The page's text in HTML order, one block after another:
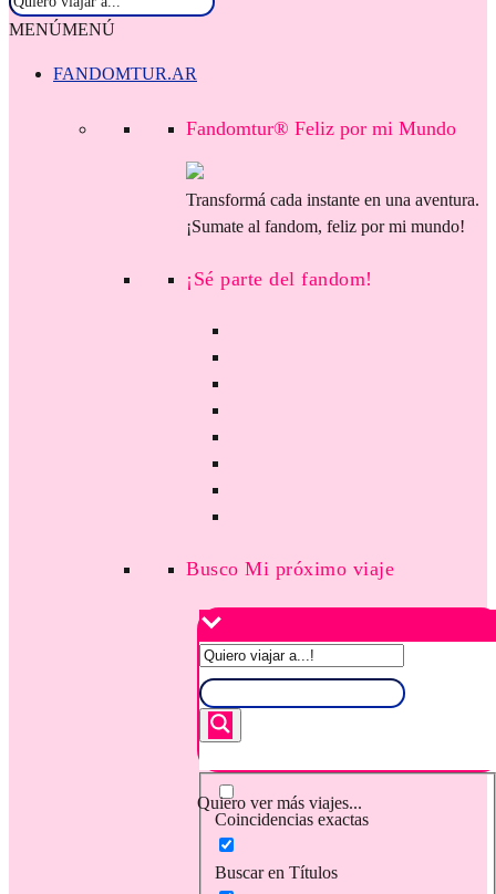
MENÚMENÚ
FANDOMTUR.AR
Fandomtur® Feliz por mi Mundo
Transformá cada instante en una aventura.
¡Sumate al fandom, feliz por mi mundo!
¡Sé parte del fandom!
Busco Mi próximo viaje
Quiero ver más viajes...
Coincidencias exactas
Buscar en Títulos